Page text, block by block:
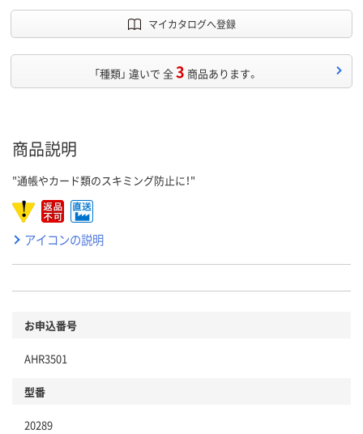
マイカタログへ登録
「種類」 違いで 全3 商品あります。
商品説明
"通帳やカード類のスキミング防止に！"
アイコンの説明
お申込番号
AHR3501
型番
20289